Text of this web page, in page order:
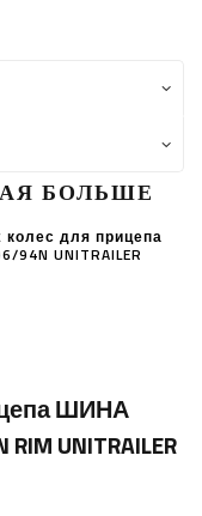
БОЛЬШЕ
для прицепа
94N UNITRAILER
ШИНА
UNITRAILER